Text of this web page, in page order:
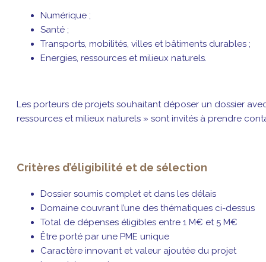
Numérique ;
Santé ;
Transports, mobilités, villes et bâtiments durables ;
Energies, ressources et milieux naturels.
Les porteurs de projets souhaitant déposer un dossier
ressources et milieux naturels » sont invités à prendre
Critères d’éligibilité et de sélection
Dossier soumis complet et dans les délais
Domaine couvrant l’une des thématiques ci-dessus
Total de dépenses éligibles entre 1 M€ et 5 M€
Être porté par une PME unique
Caractère innovant et valeur ajoutée du projet